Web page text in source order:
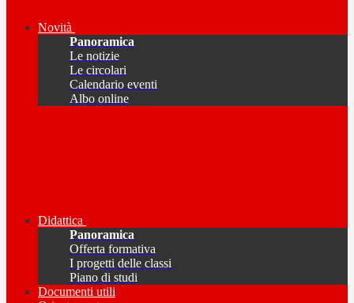
Novità
Panoramica
Le notizie
Le circolari
Calendario eventi
Albo online
Didattica
Panoramica
Offerta formativa
I progetti delle classi
Piano di studi
Documenti utili